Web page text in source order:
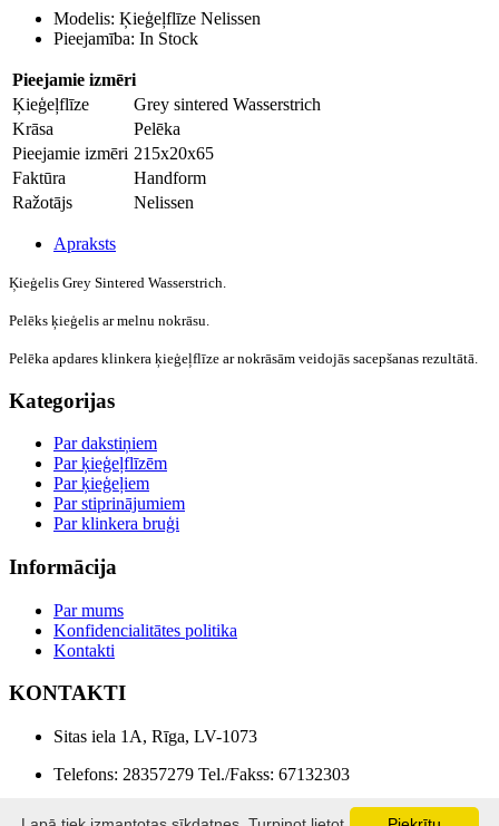
Modelis: Ķieģeļflīze Nelissen
Pieejamība: In Stock
Pieejamie izmēri
Ķieģeļflīze
Grey sintered Wasserstrich
Krāsa
Pelēka
Pieejamie izmēri 215x20x65
Faktūra
Handform
Ražotājs
Nelissen
Apraksts
Ķieģelis Grey Sintered Wasserstrich.
Pelēks ķieģelis ar melnu nokrāsu.
Pelēka apdares klinkera ķieģeļflīze ar nokrāsām veidojās sacepšanas rezultātā.
Kategorijas
Par dakstiņiem
Par ķieģeļflīzēm
Par ķieģeļiem
Par stiprinājumiem
Par klinkera bruģi
Informācija
Par mums
Konfidencialitātes politika
Kontakti
KONTAKTI
Sitas iela 1A, Rīga, LV-1073
Telefons: 28357279 Tel./Fakss: 67132303